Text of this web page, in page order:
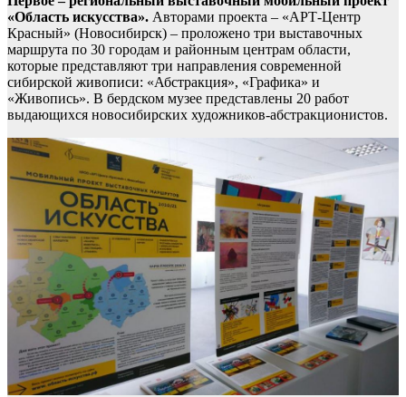
«Область искусства». Авторами проекта – «АРТ-Центр
Красный» (Новосибирск) – проложено три выставочных
маршрута по 30 городам и районным центрам области,
которые представляют три направления современной
сибирской живописи: «Абстракция», «Графика» и
«Живопись». В бердском музее представлены 20 работ
выдающихся новосибирских художников-абстракционистов.